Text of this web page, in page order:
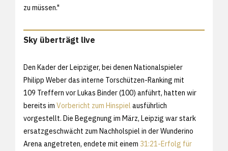
zu müssen."
Sky überträgt live
Den Kader der Leipziger, bei denen Nationalspieler
Philipp Weber das interne Torschützen-Ranking mit
109 Treffern vor Lukas Binder (100) anführt, hatten wir
bereits im Vorbericht zum Hinspiel ausführlich
vorgestellt. Die Begegnung im März, Leipzig war stark
ersatzgeschwächt zum Nachholspiel in der Wunderino
Arena angetreten, endete mit einem 31:21-Erfolg für